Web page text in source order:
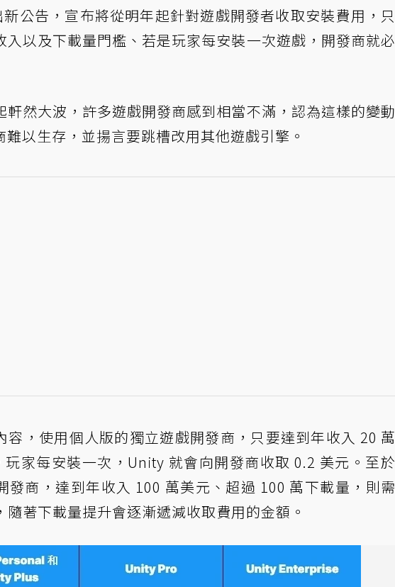
新公告 ，宣布將從明年起針對遊戲開發者收取安裝費用，只
以及下載量門檻、若是玩家每安裝一次遊戲，開發商就必
然大波，許多遊戲開發商感到相當不滿，認為這樣的變動
以生存，並揚言要跳槽改用其他遊戲引擎。
，使用個人版的獨立遊戲開發商，只要達到年收入 20 萬
家每安裝一次，Unity 就會向開發商收取 0.2 美元。至於
發商，達到年收入 100 萬美元、超過 100 萬下載量，則需
著下載量提升會逐漸遞減收取費用的金額。